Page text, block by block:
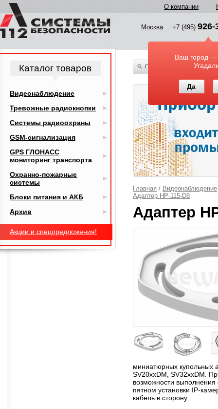
О компании
Москва +7 (495) 926-
Ваш город —
Да
По всему каталогу
Главная / Видеонаблюдение
Адаптер HP-115-D8
Адаптер
миниатюрных купольных
SV20ххDM, SV32ххDM.
возможности выполнения
пятном установки IP-
кабель в сторону.
Каталог товаров
Видеонаблюдение
Тревожные радиокнопки
Системы радиоохраны
GSM-сигнализация
GPS ГЛОНАСС
мониторинг транспорта
Охранно-пожарные
системы
Блоки питания и АКБ
Архив
Акции и спецпредложения!